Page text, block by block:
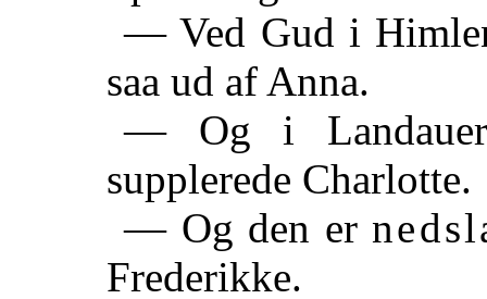
— Ved Gud i
saa ud af Anna.
— Og i
supplerede Charlotte.
— Og den er
Frederikke.